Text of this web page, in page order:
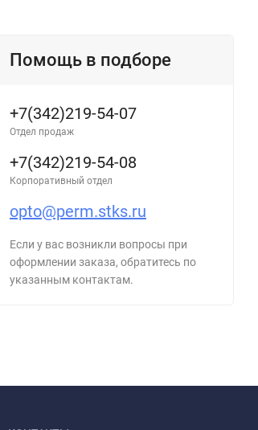
Помощь в подборе
+7(342)219-54-07
Отдел продаж
+7(342)219-54-08
Корпоративный отдел
opto@perm.stks.ru
Если у вас возникли вопросы при
оформлении заказа, обратитесь по
указанным контактам.